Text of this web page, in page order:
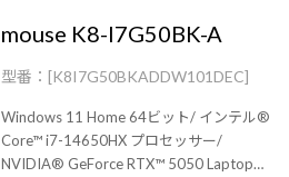
mouse K8-I7G50BK-A
[K8I7G50BKADDW101DEC]
Windows 11 Home 64ビット/ インテル®
Core™ i7-14650HX プロセッサー/
NVIDIA® GeForce RTX™ 5050 Laptop